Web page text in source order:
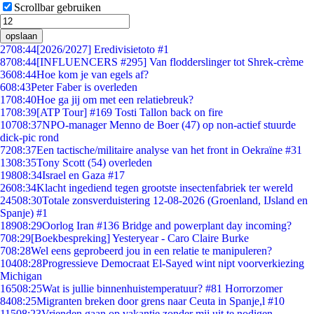
Scrollbar gebruiken
opslaan
2708:44[2026/2027] Eredivisietoto #1
8708:44[INFLUENCERS #295] Van flodderslinger tot Shrek-crème
3608:44Hoe kom je van egels af?
608:43Peter Faber is overleden
1708:40Hoe ga jij om met een relatiebreuk?
1708:39[ATP Tour] #169 Tosti Tallon back on fire
10708:37NPO-manager Menno de Boer (47) op non-actief stuurde
dick-pic rond
7208:37Een tactische/militaire analyse van het front in Oekraïne #31
1308:35Tony Scott (54) overleden
19808:34Israel en Gaza #17
2608:34Klacht ingediend tegen grootste insectenfabriek ter wereld
24508:30Totale zonsverduistering 12-08-2026 (Groenland, IJsland en
Spanje) #1
18908:29Oorlog Iran #136 Bridge and powerplant day incoming?
708:29[Boekbespreking] Yesteryear - Caro Claire Burke
708:28Wel eens geprobeerd jou in een relatie te manipuleren?
10408:28Progressieve Democraat El-Sayed wint nipt voorverkiezing
Michigan
16508:25Wat is jullie binnenhuistemperatuur? #81 Horrorzomer
8408:25Migranten breken door grens naar Ceuta in Spanje,l #10